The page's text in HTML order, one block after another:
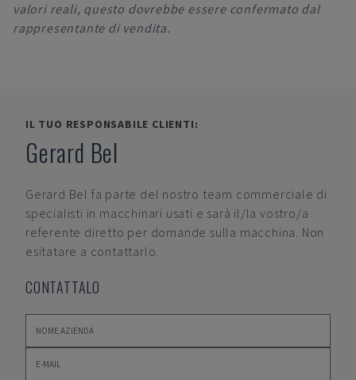
valori reali, questo dovrebbe essere confermato dal
rappresentante di vendita.
IL TUO RESPONSABILE CLIENTI:
Gerard Bel
Gerard Bel fa parte del nostro team commerciale di
specialisti in macchinari usati e sarà il/la vostro/a
referente diretto per domande sulla macchina. Non
esitatare a contattarlo.
CONTATTALO